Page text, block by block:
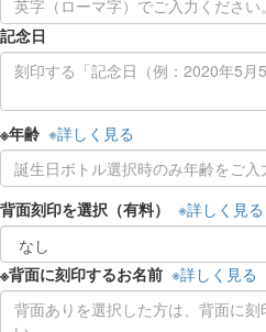
記念日
※年齢 ※詳しく見る
背面刻印を選択（有料） ※詳しく見る
※背面に刻印するお名前 ※詳しく見る